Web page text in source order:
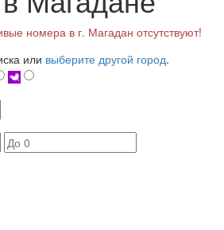
номера в г. Магадан отсутствуют!
или выберите другой город.